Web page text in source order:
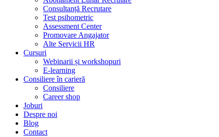
Consultanță Recrutare
Test psihometric
Assessment Center
Promovare Angajator
Alte Servicii HR
Cursuri
Webinarii și workshopuri
E-learning
Consiliere în carieră
Consiliere
Career shop
Joburi
Despre noi
Blog
Contact